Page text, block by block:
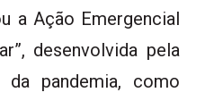
a Ação Emergencial
desenvolvida pela
pandemia, como